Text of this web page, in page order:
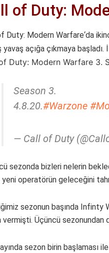
of Duty:
Duty: Modern Warfare‘da
yavaş açığa çıkmaya
Duty: Modern Warfare 3.
Season 3.
4.8.20.#Warzone
— Call of Duty
sezonda bizleri nelerin
operatörün geleceğini
sezonun başında Infinty
vermişti. Üçüncü sezonundan
ayında sezon birin